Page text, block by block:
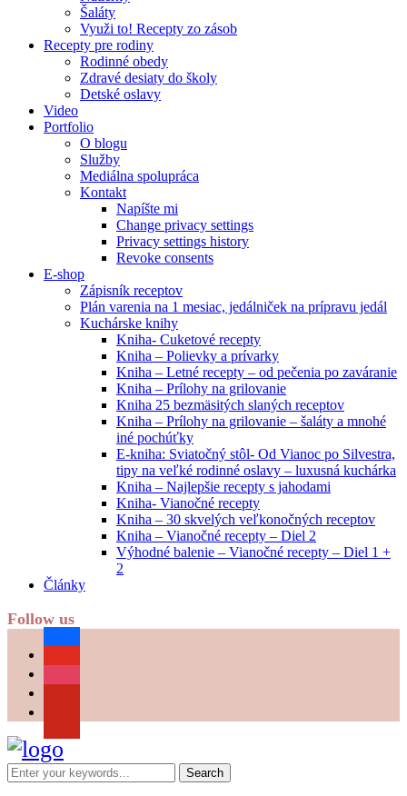
Šaláty
Využi to! Recepty zo zásob
Recepty pre rodiny
Rodinné obedy
Zdravé desiaty do školy
Detské oslavy
Video
Portfolio
O blogu
Služby
Mediálna spolupráca
Kontakt
Napíšte mi
Change privacy settings
Privacy settings history
Revoke consents
E-shop
Zápisník receptov
Plán varenia na 1 mesiac, jedálniček na prípravu jedál
Kuchárske knihy
Kniha- Cuketové recepty
Kniha – Polievky a prívarky
Kniha – Letné recepty – od pečenia po zaváranie
Kniha – Prílohy na grilovanie
Kniha 25 bezmäsitých slaných receptov
Kniha – Prílohy na grilovanie – šaláty a mnohé
iné pochúťky
E-kniha: Sviatočný stôl- Od Vianoc po Silvestra,
tipy na veľké rodinné oslavy – luxusná kuchárka
Kniha – Najlepšie recepty s jahodami
Kniha- Vianočné recepty
Kniha – 30 skvelých veľkonočných receptov
Kniha – Vianočné recepty – Diel 2
Výhodné balenie – Vianočné recepty – Diel 1 +
2
Články
Follow us